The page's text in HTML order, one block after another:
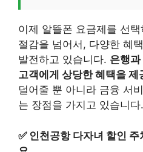
이제 알뜰폰 요금제를 선
절감을 넘어서, 다양한 혜
발전하고 있습니다. 은행
고객에게 상당한 혜택을 제
덜어줄 뿐 아니라 금융 서
는 장점을 가지고 있습니다.
✅ 인천공항 다자녀 할인